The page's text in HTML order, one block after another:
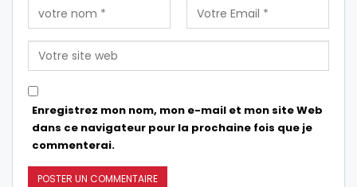
Enregistrez mon nom, mon e-mail et mon site Web
dans ce navigateur pour la prochaine fois que je
commenterai.